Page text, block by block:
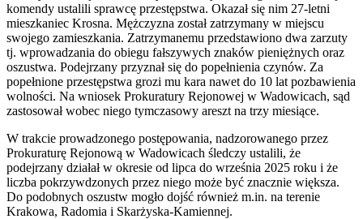
komendy ustalili sprawcę przestępstwa. Okazał się nim 27-letni
mieszkaniec Krosna. Mężczyzna został zatrzymany w miejscu
swojego zamieszkania. Zatrzymanemu przedstawiono dwa zarzuty
tj. wprowadzania do obiegu fałszywych znaków pieniężnych oraz
oszustwa. Podejrzany przyznał się do popełnienia czynów. Za
popełnione przestępstwa grozi mu kara nawet do 10 lat pozbawienia
wolności. Na wniosek Prokuratury Rejonowej w Wadowicach, sąd
zastosował wobec niego tymczasowy areszt na trzy miesiące.
W trakcie prowadzonego postępowania, nadzorowanego przez
Prokuraturę Rejonową w Wadowicach śledczy ustalili, że
podejrzany działał w okresie od lipca do września 2025 roku i że
liczba pokrzywdzonych przez niego może być znacznie większa.
Do podobnych oszustw mogło dojść również m.in. na terenie
Krakowa, Radomia i Skarżyska-Kamiennej.